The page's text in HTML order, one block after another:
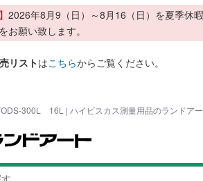
2026年8月9（日）～8月16（日）を夏季休
お願い致します。
リストはこちらからご覧ください。
300L 16L | ハイビスカス測量用品のランドア